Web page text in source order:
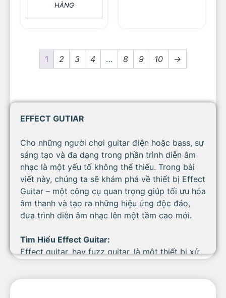
HÀNG
1 2 3 4 … 8 9 10 →
EFFECT GUTIAR
Cho những người chơi guitar điện hoặc bass, sự
sáng tạo và đa dạng trong phần trình diễn âm
nhạc là một yếu tố không thể thiếu. Trong bài
viết này, chúng ta sẽ khám phá về thiết bị Effect
Guitar – một công cụ quan trọng giúp tối ưu hóa
âm thanh và tạo ra những hiệu ứng độc đáo,
đưa trình diễn âm nhạc lên một tầm cao mới.
Tìm Hiểu Effect Guitar:
Effect guitar, hay fuzz guitar, là một thiết bị xử